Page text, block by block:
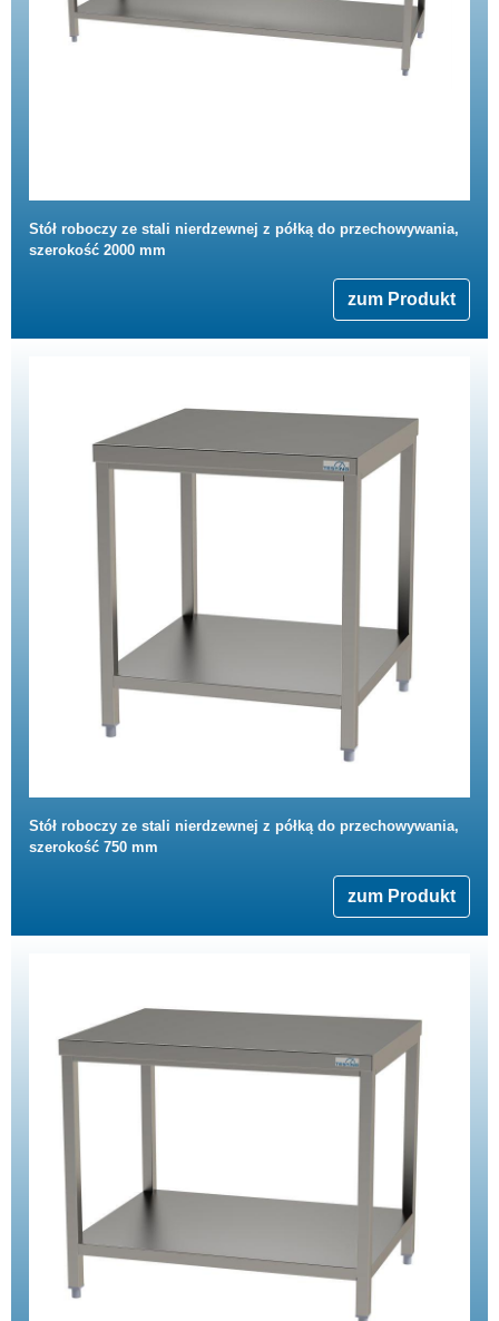
Stół roboczy ze stali nierdzewnej z półką do przechowywania,
szerokość 2000 mm
zum Produkt
Stół roboczy ze stali nierdzewnej z półką do przechowywania,
szerokość 750 mm
zum Produkt